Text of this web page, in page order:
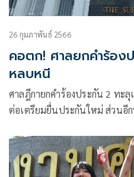
26 กุมภาพันธ์ 2566
คอตก! ศาลยกคำร้อง
หลบหนี
ศาลฎีกายกคำร้องประกัน 2 ทะ
ต่อเตรียมยื่นประกันใหม่ ส่วนอีก